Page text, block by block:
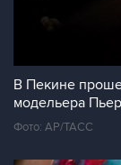
В Пекине
модельера
Фото: AP/ТАСС